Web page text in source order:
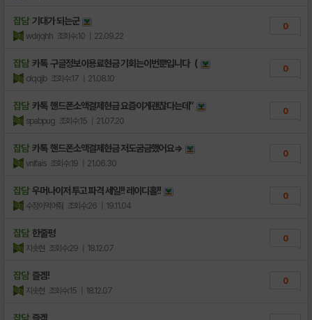
잡담 기대가 되는군
wdrjqhh 조회수:10 | 22.09.22
0
잡담 카톡 구글정보이용료현금 기회는이번뿐입니다（
olqqjb 조회수:17 | 21.08.10
0
잡담 카톡 핸드폰소액결제현금 요즘이게괜찮다는데“
spabpug 조회수:15 | 21.07.20
0
잡담 카톡 핸드폰소액결제현금 저도굼금했어요⇒
vnlfais 조회수:19 | 21.06.30
0
잡담 우머나이저 투고 파격 세일!! 레이디홀!!
수정이먹어줘 조회수:26 | 19.11.04
0
잡담 한줄평
지솟현 조회수:29 | 18.12.07
0
잡담 즐겜!
지솟현 조회수:15 | 18.12.07
0